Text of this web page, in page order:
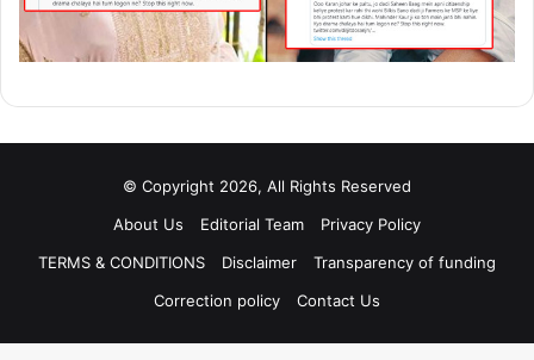
© Copyright 2026, All Rights Reserved
About Us
Editorial Team
Privacy Policy
TERMS & CONDITIONS
Disclaimer
Transparency of funding
Correction policy
Contact Us